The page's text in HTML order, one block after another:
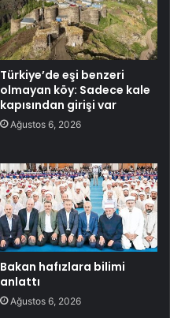
Türkiye’de eşi benzeri
olmayan köy: Sadece kale
kapısından girişi var
Ağustos 6, 2026
Bakan hafızlara bilimi
anlattı
Ağustos 6, 2026